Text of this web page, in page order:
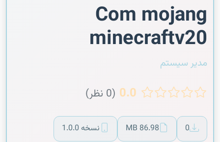
Com mojang
minecraftv20
مدیر سیستم
0.0 (0 نظر)
0
86.98 MB نسخه 1.0.0